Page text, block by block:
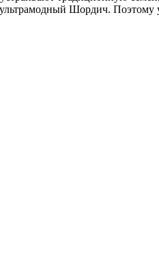
Шордич. Поэтому